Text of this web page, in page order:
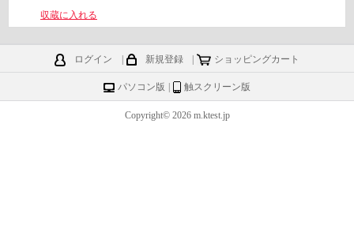
収蔵に入れる
ログイン 新規登録 ショッピングカート
パソコン版 触スクリーン版
Copyright© 2026 m.ktest.jp